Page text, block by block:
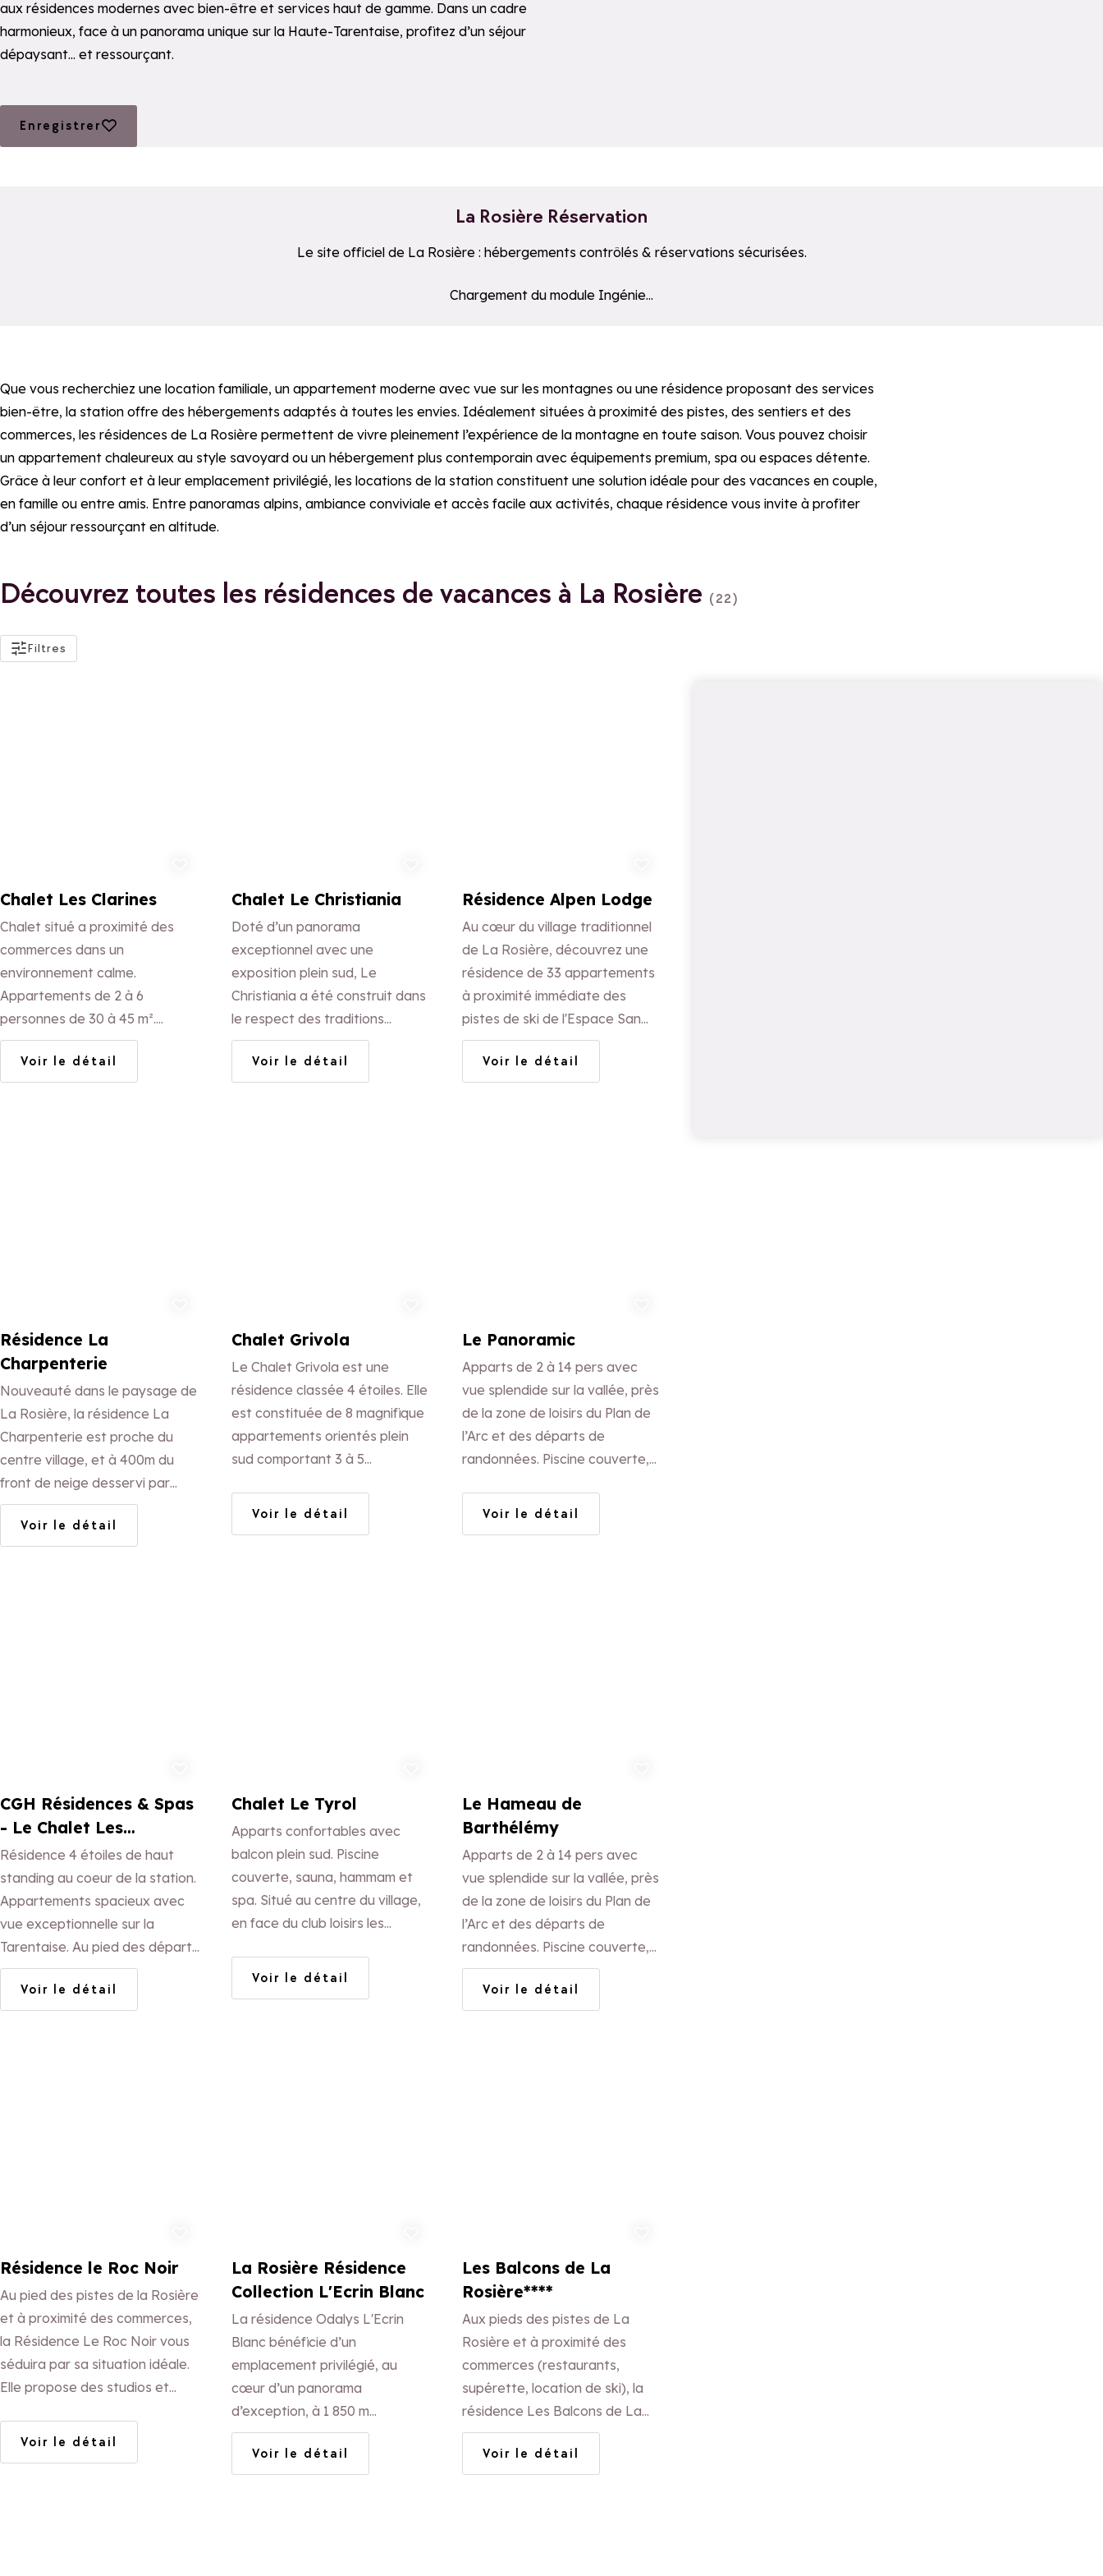
aux résidences modernes avec bien-être et services haut de gamme. Dans un cadre
harmonieux, face à un panorama unique sur la Haute-Tarentaise, profitez d’un séjour
dépaysant… et ressourçant.
Enregistrer
aux favoris
La Rosière Réservation
Le site officiel de La Rosière : hébergements contrôlés & réservations sécurisées.
Le moteur de recherche ci-dessous est fourni par un prestataire tiers et n'est pas accessible aux technologies d’assistance.
Chargement du module Ingénie...
Que vous recherchiez une location familiale, un appartement moderne avec vue sur les montagnes ou une résidence proposant des services
bien-être, la station offre des hébergements adaptés à toutes les envies. Idéalement situées à proximité des pistes, des sentiers et des
commerces, les résidences de La Rosière permettent de vivre pleinement l’expérience de la montagne en toute saison. Vous pouvez choisir
un appartement chaleureux au style savoyard ou un hébergement plus contemporain avec équipements premium, spa ou espaces détente.
Grâce à leur confort et à leur emplacement privilégié, les locations de la station constituent une solution idéale pour des vacances en couple,
en famille ou entre amis. Entre panoramas alpins, ambiance conviviale et accès facile aux activités, chaque résidence vous invite à profiter
d’un séjour ressourçant en altitude.
Découvrez toutes les résidences de vacances à La Rosière (22)
Filtres
actifs
Chalet Les Clarines
Chalet situé a proximité des
commerces dans un
environnement calme.
Appartements de 2 à 6
personnes de 30 à 45 m².
Piscine extérieure chauffée
Accueil et gestion par le
propriétaire.
Voir le détail
Chalet Le Christiania
Doté d’un panorama
exceptionnel avec une
exposition plein sud, Le
Christiania a été construit dans
le respect des traditions
montagnardes pierres et bois.
Yvette vous accueille dans une
ambiance chaleureuse et
Voir le détail
Résidence Alpen Lodge
Au cœur du village traditionnel
de La Rosière, découvrez une
résidence de 33 appartements
à proximité immédiate des
pistes de ski de l'Espace San
Bernardo.
Voir le détail
Résidence La
Charpenterie
Nouveauté dans le paysage de
La Rosière, la résidence La
Charpenterie est proche du
centre village, et à 400m du
front de neige desservi par
navette gratuite. Ses 5
appartements profitent d'un
cadre haut-de-gamme, de
Voir le détail
Chalet Grivola
Le Chalet Grivola est une
résidence classée 4 étoiles. Elle
est constituée de 8 magnifique
appartements orientés plein
sud comportant 3 à 5
dimanche au dimanche
Voir le détail
Le Panoramic
Apparts de 2 à 14 pers avec
vue splendide sur la vallée, près
de la zone de loisirs du Plan de
l’Arc et des départs de
randonnées. Piscine couverte,
barbecue, transats. Aussi gîte
Voir le détail
CGH Résidences & Spas
- Le Chalet Les
Marmottons
Résidence 4 étoiles de haut
standing au coeur de la station.
Appartements spacieux avec
vue exceptionnelle sur la
Tarentaise. Au pied des départs
de randonnée.
Voir le détail
Chalet Le Tyrol
Apparts confortables avec
balcon plein sud. Piscine
couverte, sauna, hammam et
spa. Situé au centre du village,
en face du club loisirs les
Très bon rapport qualité prix.
Voir le détail
Le Hameau de
Barthélémy
Apparts de 2 à 14 pers avec
vue splendide sur la vallée, près
de la zone de loisirs du Plan de
l’Arc et des départs de
randonnées. Piscine couverte,
spa, sauna, hammam. Jardin,
barbecue, transats. Aussi gîte
de groupe de 30 pers.
Voir le détail
Résidence le Roc Noir
Au pied des pistes de la Rosière
et à proximité des commerces,
la Résidence Le Roc Noir vous
séduira par sa situation idéale.
Elle propose des studios et
accueillir de 2 à 20 personnes.
Voir le détail
La Rosière Résidence
Collection L'Ecrin Blanc
La résidence Odalys L'Ecrin
Blanc bénéficie d’un
emplacement privilégié, au
cœur d’un panorama
d’exception, à 1 850 m
d’altitude.
Voir le détail
Les Balcons de La
Rosière****
Aux pieds des pistes de La
Rosière et à proximité des
commerces (restaurants,
supérette, location de ski), la
résidence Les Balcons de La
Rosière**** vous séduira par sa
situation idéale pour vos
vacances d’hiver.
Voir le détail